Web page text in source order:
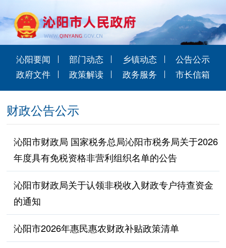
沁阳要闻 部门动态 乡镇动态
公告公示
政府文件
政策解读 政务服务 市长信箱
财政公告公示
沁阳市财政局 国家税务总局沁阳市税务局关于2026
年度具有免税资格非营利组织名单的公告
沁阳市财政局关于认领非税收入财政专户待查资金
的通知
沁阳市2026年惠民惠农财政补贴政策清单